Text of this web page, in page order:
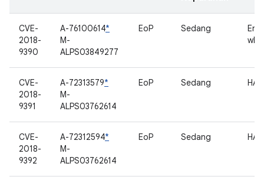
CVE-
2018-
9390
A-76100614*
M-
ALPS03849277
EoP Sedang
CVE-
2018-
9391
A-72313579*
M-
ALPS03762614
EoP Sedang
CVE-
2018-
9392
A-72312594*
M-
ALPS03762614
EoP Sedang